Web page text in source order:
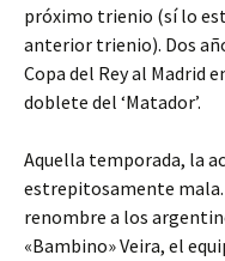
próximo trienio (sí lo
anterior trienio). Dos
Copa del Rey al Madrid
doblete del ‘Matador’.
Aquella temporada, la
estrepitosamente mala.
renombre a los
«Bambino» Veira, el